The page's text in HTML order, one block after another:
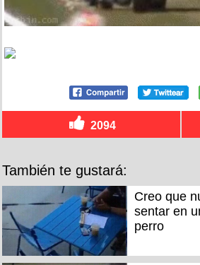
2094
También te gustará:
Creo que
sentar en
perro